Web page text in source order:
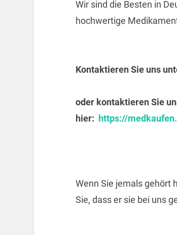
Wir sind die Besten in
hochwertige
Kontaktieren Sie uns
oder kontaktieren Sie
hier: https://
Wenn Sie jemals gehört
Sie, dass er sie bei uns